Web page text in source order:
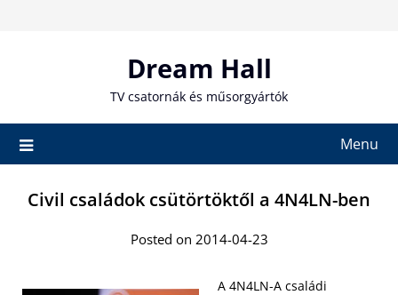
Dream Hall
TV csatornák és műsorgyártók
Menu
Civil családok csütörtöktől a 4N4LN-ben
Posted on 2014-04-23
A 4N4LN-A családi